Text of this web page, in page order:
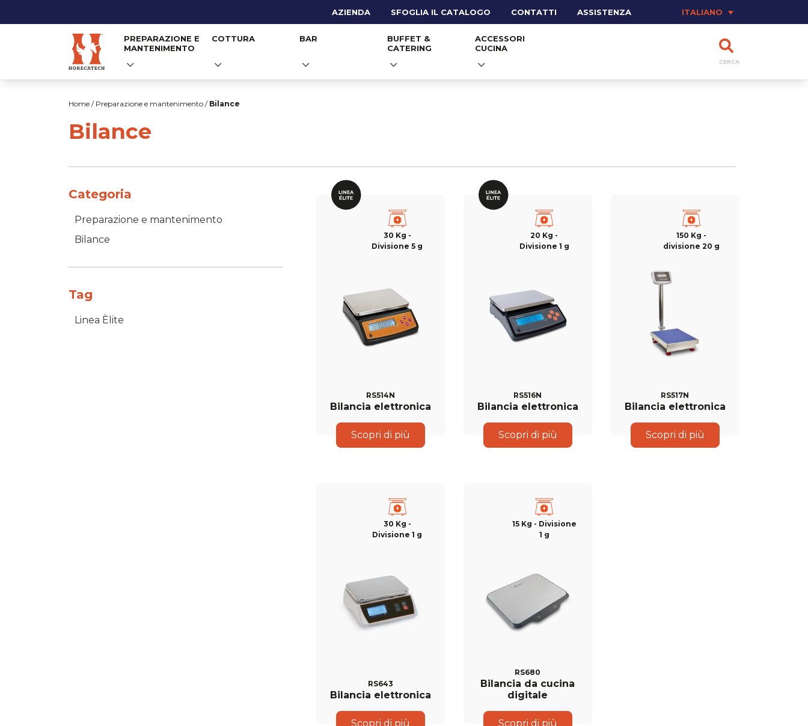
AZIENDA SFOGLIA IL CATALOGO CONTATTI ASSISTENZA ITALIANO
PREPARAZIONE E
MANTENIMENTO
COTTURA BAR
BUFFET &
CATERING
ACCESSORI
CUCINA
CERCA
Home / Preparazione e mantenimento / Bilance
Bilance
Categoria
Preparazione e mantenimento
Bilance
Tag
Linea Èlite
30 Kg -
Divisione 5 g
RS514N
Bilancia elettronica
Scopri di più
20 Kg -
Divisione 1 g
RS516N
Bilancia elettronica
Scopri di più
150 Kg -
divisione 20 g
RS517N
Bilancia elettronica
Scopri di più
30 Kg -
Divisione 1 g
RS643
Bilancia elettronica
Scopri di più
15 Kg - Divisione
1 g
RS680
Bilancia da cucina
digitale
Scopri di più